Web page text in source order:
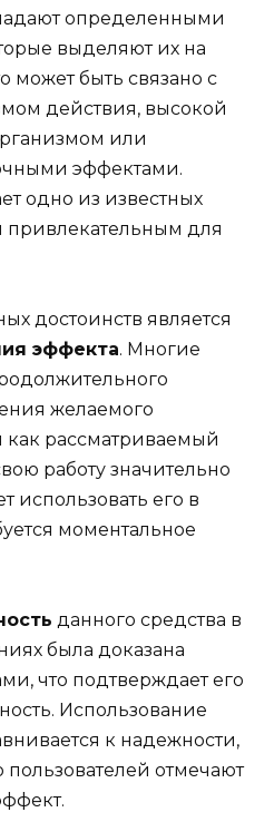
определенными
выделяют их на
может быть связано с
действия, высокой
или
эффектами.
одно из известных
привлекательным для
достоинств является
эффекта. Многие
желаемого
как рассматриваемый
работу значительно
использовать его в
моментальное
данного средства в
была доказана
что подтверждает его
Использование
к надежности,
отмечают